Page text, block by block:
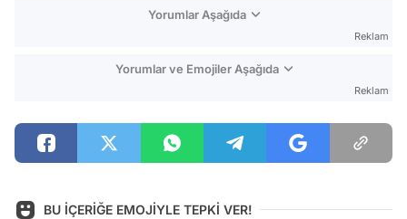
Yorumlar Aşağıda
Reklam
Yorumlar ve Emojiler Aşağıda
Reklam
BU İÇERİĞE EMOJİYLE TEPKİ VER!